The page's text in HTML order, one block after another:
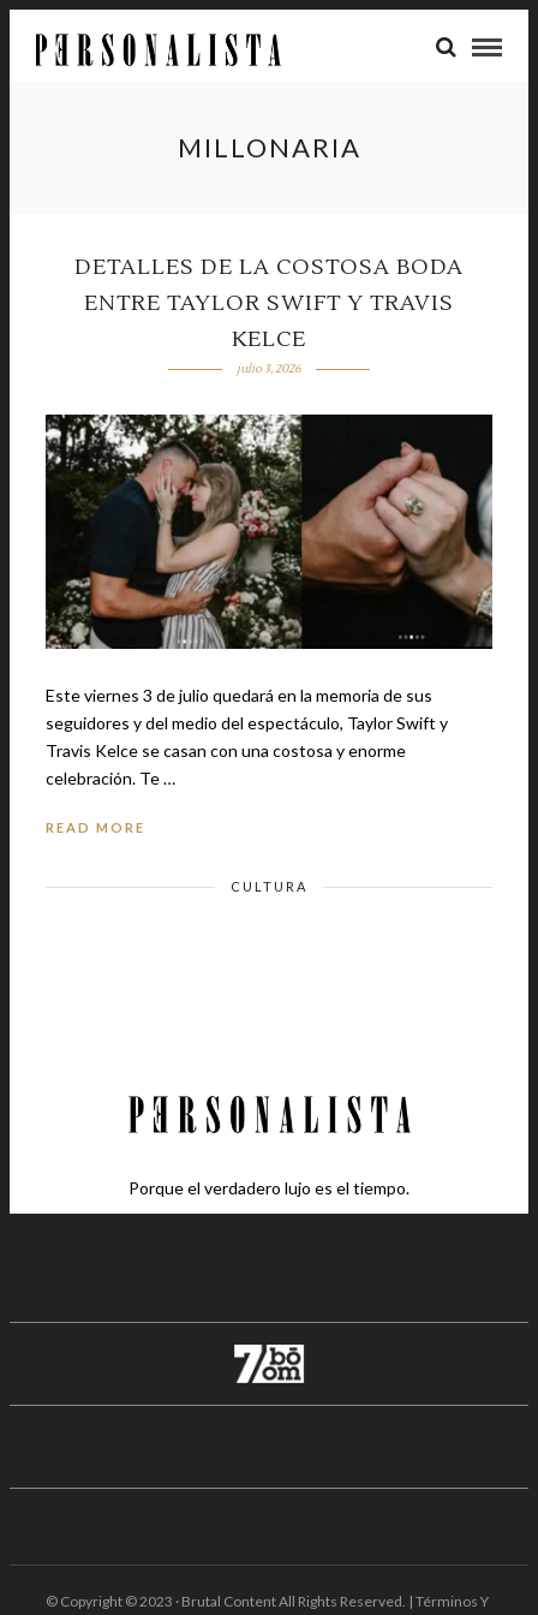
MILLONARIA
DETALLES DE LA COSTOSA BODA
ENTRE TAYLOR SWIFT Y TRAVIS
KELCE
julio 3, 2026
Este viernes 3 de julio quedará en la memoria de sus
seguidores y del medio del espectáculo, Taylor Swift y
Travis Kelce se casan con una costosa y enorme
celebración. Te …
READ MORE
CULTURA
Porque el verdadero lujo es el tiempo.
© Copyright © 2023 · Brutal Content All Rights Reserved. | Términos Y